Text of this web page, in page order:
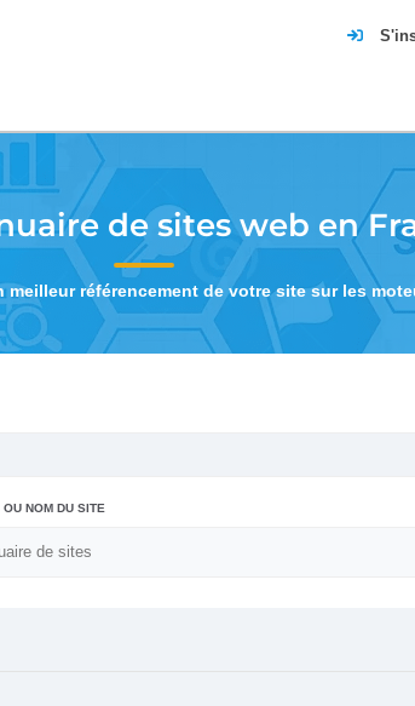
de sites web en
meilleur référencement de votre site sur les
NOM DU SITE